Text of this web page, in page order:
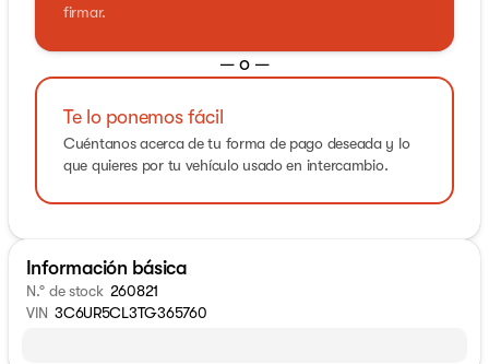
firmar.
— o —
Te lo ponemos fácil
Cuéntanos acerca de tu forma de pago deseada y lo
que quieres por tu vehículo usado en intercambio.
Información básica
N.° de stock 260821
VIN 3C6UR5CL3TG365760